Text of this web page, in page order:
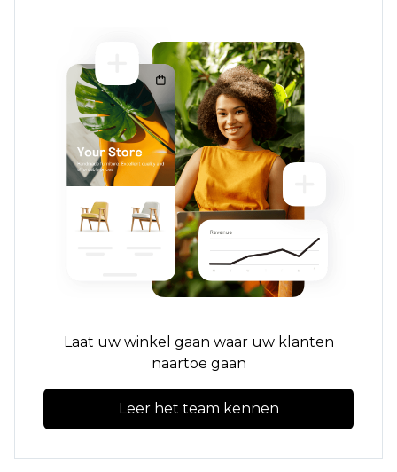
Laat uw winkel gaan waar uw klanten
naartoe gaan
Leer het team kennen